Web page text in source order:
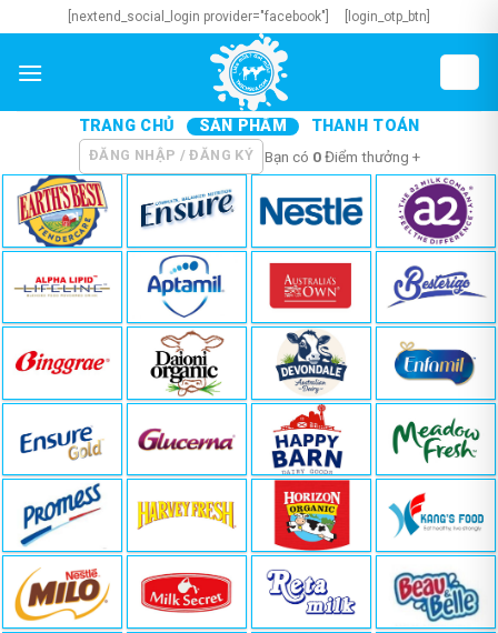
to
content
[nextend_social_login provider="facebook"] [login_otp_btn]
TRANG CHỦ SẢN PHẨM THANH TOÁN
ĐĂNG NHẬP / ĐĂNG KÝ Bạn có 0Điểm thưởng +